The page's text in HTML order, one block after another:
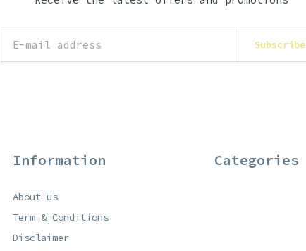
Subscribe
Information
About us
Term & Conditions
Disclaimer
Categories